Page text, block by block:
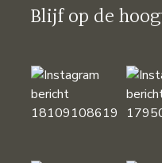
Blijf op de